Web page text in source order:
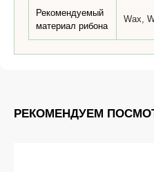
Рекомендуемый
материал рибона
Wax,
РЕКОМЕНДУЕМ